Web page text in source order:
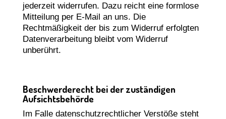
jederzeit widerrufen. Dazu reicht eine formlose
Mitteilung per E-Mail an uns. Die
Rechtmäßigkeit der bis zum Widerruf erfolgten
Datenverarbeitung bleibt vom Widerruf
unberührt.
Beschwerderecht bei der zuständigen
Aufsichtsbehörde
Im Falle datenschutzrechtlicher Verstöße steht